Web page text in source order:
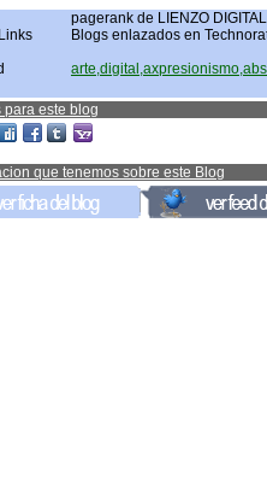
pagerank de LIENZO
Blogs enlazados en
para este blog
que tenemos sobre este Blog